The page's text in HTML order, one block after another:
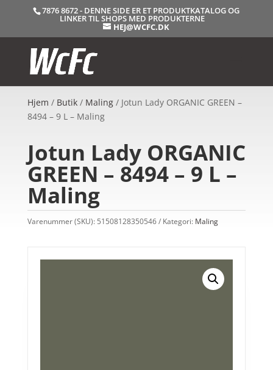
7876 8672 - DENNE SIDE ER ET PRODUKTKATALOG OG
LINKER TIL SHOPS MED PRODUKTERNE
HEJ@WCFC.DK
Hjem / Butik/ Maling/ Jotun Lady ORGANIC GREEN –
8494 – 9 L – Maling
Jotun Lady ORGANIC
GREEN – 8494 – 9 L –
Maling
Varenummer (SKU): 51508128350546 Kategori: Maling